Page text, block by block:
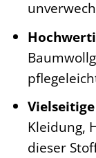
Kleidung,
dieser